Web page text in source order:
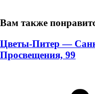
Вам также
Цветы-Питер —
Просвещения, 99